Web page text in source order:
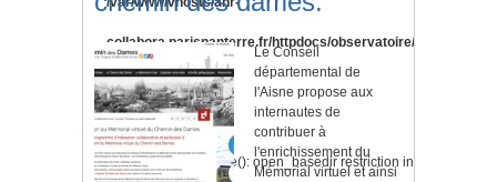
collabora.parisnanterre.fr/httpdocs/observatoire/application/
on line186
Warning: is_readable(): open_basedir restriction in effect.
Le Conseil
départemental de
l'Aisne propose aux
internautes de
contribuer à
l'enrichissement du
Mémorial virtuel et ainsi